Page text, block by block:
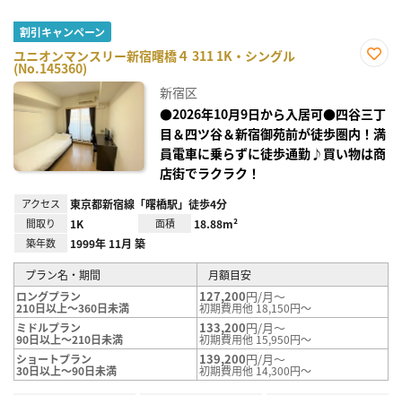
割引キャンペーン
ユニオンマンスリー新宿曙橋４ 311 1K・シングル
(No.145360)
録
新宿区
●2026年10月9日から入居可●四谷三丁
目＆四ツ谷＆新宿御苑前が徒歩圏内！満
員電車に乗らずに徒歩通勤♪買い物は商
店街でラクラク！
アクセス 東京都新宿線「曙橋駅」徒歩4分
間取り 1K 面積 18.88m²
築年数 1999年 11月 築
プラン名・期間
月額目安
ロングプラン
210日以上～360日未満
127,200円/月～
初期費用他 18,150円～
ミドルプラン
90日以上～210日未満
133,200円/月～
初期費用他 15,950円～
ショートプラン
30日以上～90日未満
139,200円/月～
初期費用他 14,300円～